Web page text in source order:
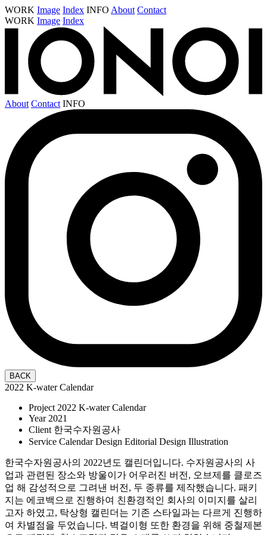
WORK Image Index INFO About Contact
WORK Image Index
About Contact INFO
2022 K-water Calendar
Project 2022 K-water Calendar
Year 2021
Client 한국수자원공사
Service Calendar Design Editorial Design Illustration
한국수자원공사의 2022년도 캘린더입니다. 수자원공사의 사
업과 관련된 장소와 방울이가 어우러진 버전, 오브제를 클로즈
업 해 감성적으로 그려낸 버전, 두 종류를 제작했습니다. 패키
지는 에코백으로 진행하여 친환경적인 회사의 이미지를 살리
고자 하였고, 탁상형 캘린더는 기존 스타일과는 다르게 진행하
여 차별점을 두었습니다. 벽걸이형 또한 환경을 위해 중철제본